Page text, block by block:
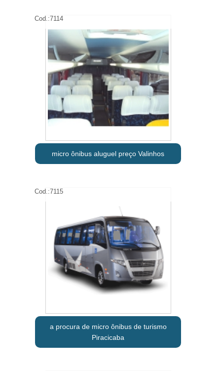
Cod.:7114
micro ônibus aluguel preço Valinhos
Cod.:7115
a procura de micro ônibus de turismo
Piracicaba